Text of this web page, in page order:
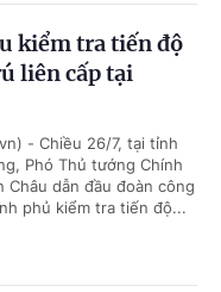
kiểm tra tiến độ
liên cấp tại
- Chiều 26/7, tại tỉnh
Phó Thủ tướng Chính
Châu dẫn đầu đoàn công
phủ kiểm tra tiến độ...